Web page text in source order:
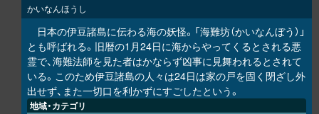
かいなんほうし
日本の伊豆諸島に伝わる海の妖怪。「海難坊（かいなんぼう）」
とも呼ばれる。旧暦の1月24日に海からやってくるとされる悪
霊で、海難法師を見た者はかならず凶事に見舞われるとされて
いる。このため伊豆諸島の人々は24日は家の戸を固く閉ざし外
出せず、また一切口を利かずにすごしたという。
地域・カテゴリ